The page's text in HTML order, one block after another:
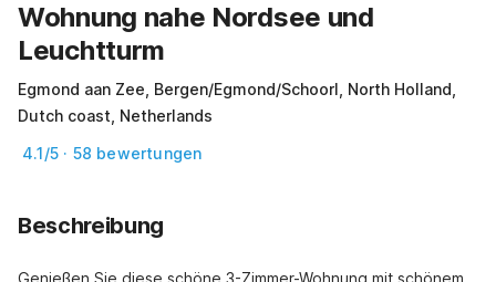
Wohnung nahe Nordsee und
Leuchtturm
Egmond aan Zee, Bergen/Egmond/Schoorl, North Holland,
Dutch coast, Netherlands
4.1/5 · 58 bewertungen
Beschreibung
Genießen Sie diese schöne 3-Zimmer-Wohnung mit schönem